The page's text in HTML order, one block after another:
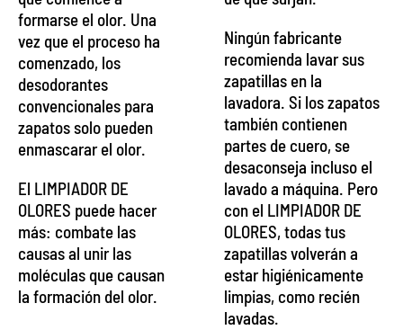
formarse el olor. Una
vez que el proceso ha
comenzado, los
desodorantes
convencionales para
zapatos solo pueden
enmascarar el olor.
El LIMPIADOR DE
OLORES puede hacer
más: combate las
causas al unir las
moléculas que causan
la formación del olor.
Ningún fabricante
recomienda lavar sus
zapatillas en la
lavadora. Si los zapatos
también contienen
partes de cuero, se
desaconseja incluso el
lavado a máquina. Pero
con el LIMPIADOR DE
OLORES, todas tus
zapatillas volverán a
estar higiénicamente
limpias, como recién
lavadas.